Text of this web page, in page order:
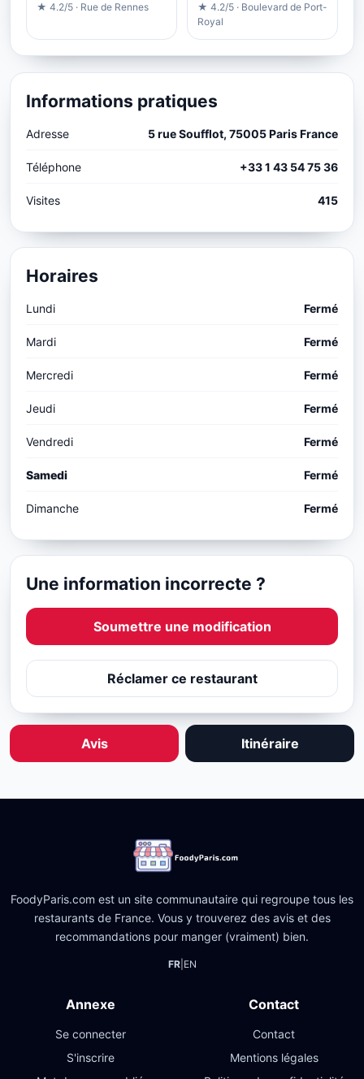
★ 4.2/5 · Rue de Rennes
★ 4.2/5 · Boulevard de Port-
Royal
Informations pratiques
Adresse 5 rue Soufflot, 75005 Paris France
Téléphone +33 1 43 54 75 36
Visites 415
Horaires
Lundi Fermé
Mardi Fermé
Mercredi Fermé
Jeudi Fermé
Vendredi Fermé
Samedi Fermé
Dimanche Fermé
Une information incorrecte ?
Soumettre une modification
Réclamer ce restaurant
Avis Itinéraire
FoodyParis.com est un site communautaire qui regroupe tous les
restaurants de France. Vous y trouverez des avis et des
recommandations pour manger (vraiment) bien.
FR| EN
Annexe
Se connecter
S'inscrire
Contact
Contact
Mentions légales